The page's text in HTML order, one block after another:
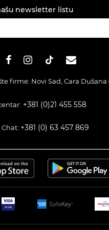
newsletter listu
firme: Novi Sad, Cara Dušana
+381 (0)21 455 558
Chat: +381 (0) 63 457 869